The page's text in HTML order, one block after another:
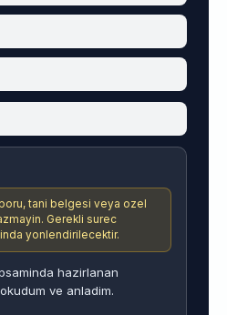
tani belgesi veya ozel
Gerekli surec
yonlendirilecektir.
hazirlanan
ve anladim.